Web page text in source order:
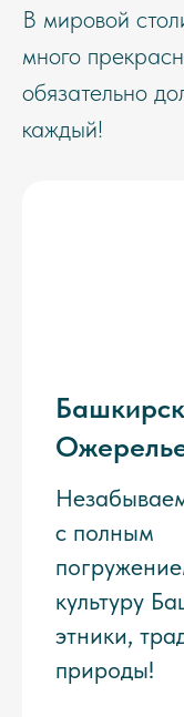
В мировой
много
обязательно
каждый!
с полным
культуру
этники,
природы!